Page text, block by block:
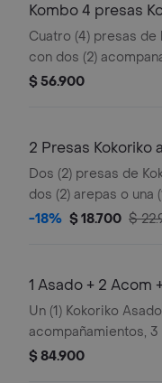
Kombo 4 presas
Cuatro (4) presas de
con dos (2)
eleccion, una (1)
$ 56.900
2 Presas Kokoriko
Dos (2) presas de
dos (2) arepas o una
und de aji
-18% $ 18.700 $
1 Asado + 2 Acom
post
Un (1) Kokoriko
acompañamientos, 3
elección y 3 postres
$ 84.900